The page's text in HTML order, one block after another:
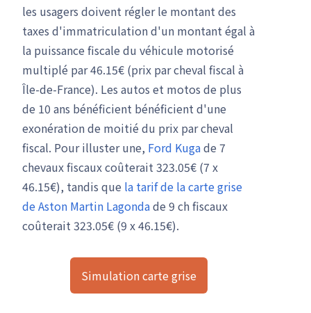
les usagers doivent régler le montant des
taxes d'immatriculation d'un montant égal à
la puissance fiscale du véhicule motorisé
multiplé par 46.15€ (prix par cheval fiscal à
Île-de-France). Les autos et motos de plus
de 10 ans bénéficient bénéficient d'une
exonération de moitié du prix par cheval
fiscal. Pour illuster une, Ford Kugade 7
chevaux fiscaux coûterait 323.05€ (7 x
46.15€), tandis que la tarif de la carte grise
de Aston Martin Lagondade 9 ch fiscaux
coûterait 323.05€ (9 x 46.15€).
Simulation carte grise